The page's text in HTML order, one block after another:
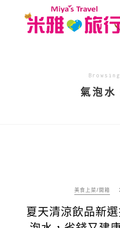
氣泡水
美食上菜/開箱
夏天清涼飲品新